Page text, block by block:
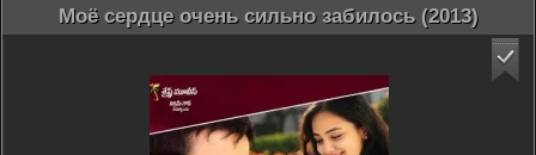
Моё сердце очень сильно забилось (2013)